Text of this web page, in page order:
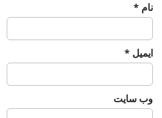
نام *
ایمیل *
وب‌ سایت